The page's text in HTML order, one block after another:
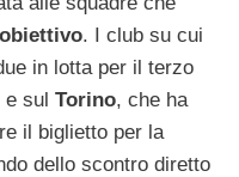
obiettivo. I club su cui
in lotta per il terzo
e sul Torino, che ha
il biglietto per la
dello scontro diretto